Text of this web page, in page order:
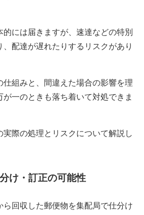
的には届きますが、速達などの特別
配達が遅れたりするリスクがあり
仕組みと、間違えた場合の影響を理
一のときも落ち着いて対処できま
実際の処理とリスクについて解説し
け・訂正の可能性
ら回収した郵便物を集配局で仕分け